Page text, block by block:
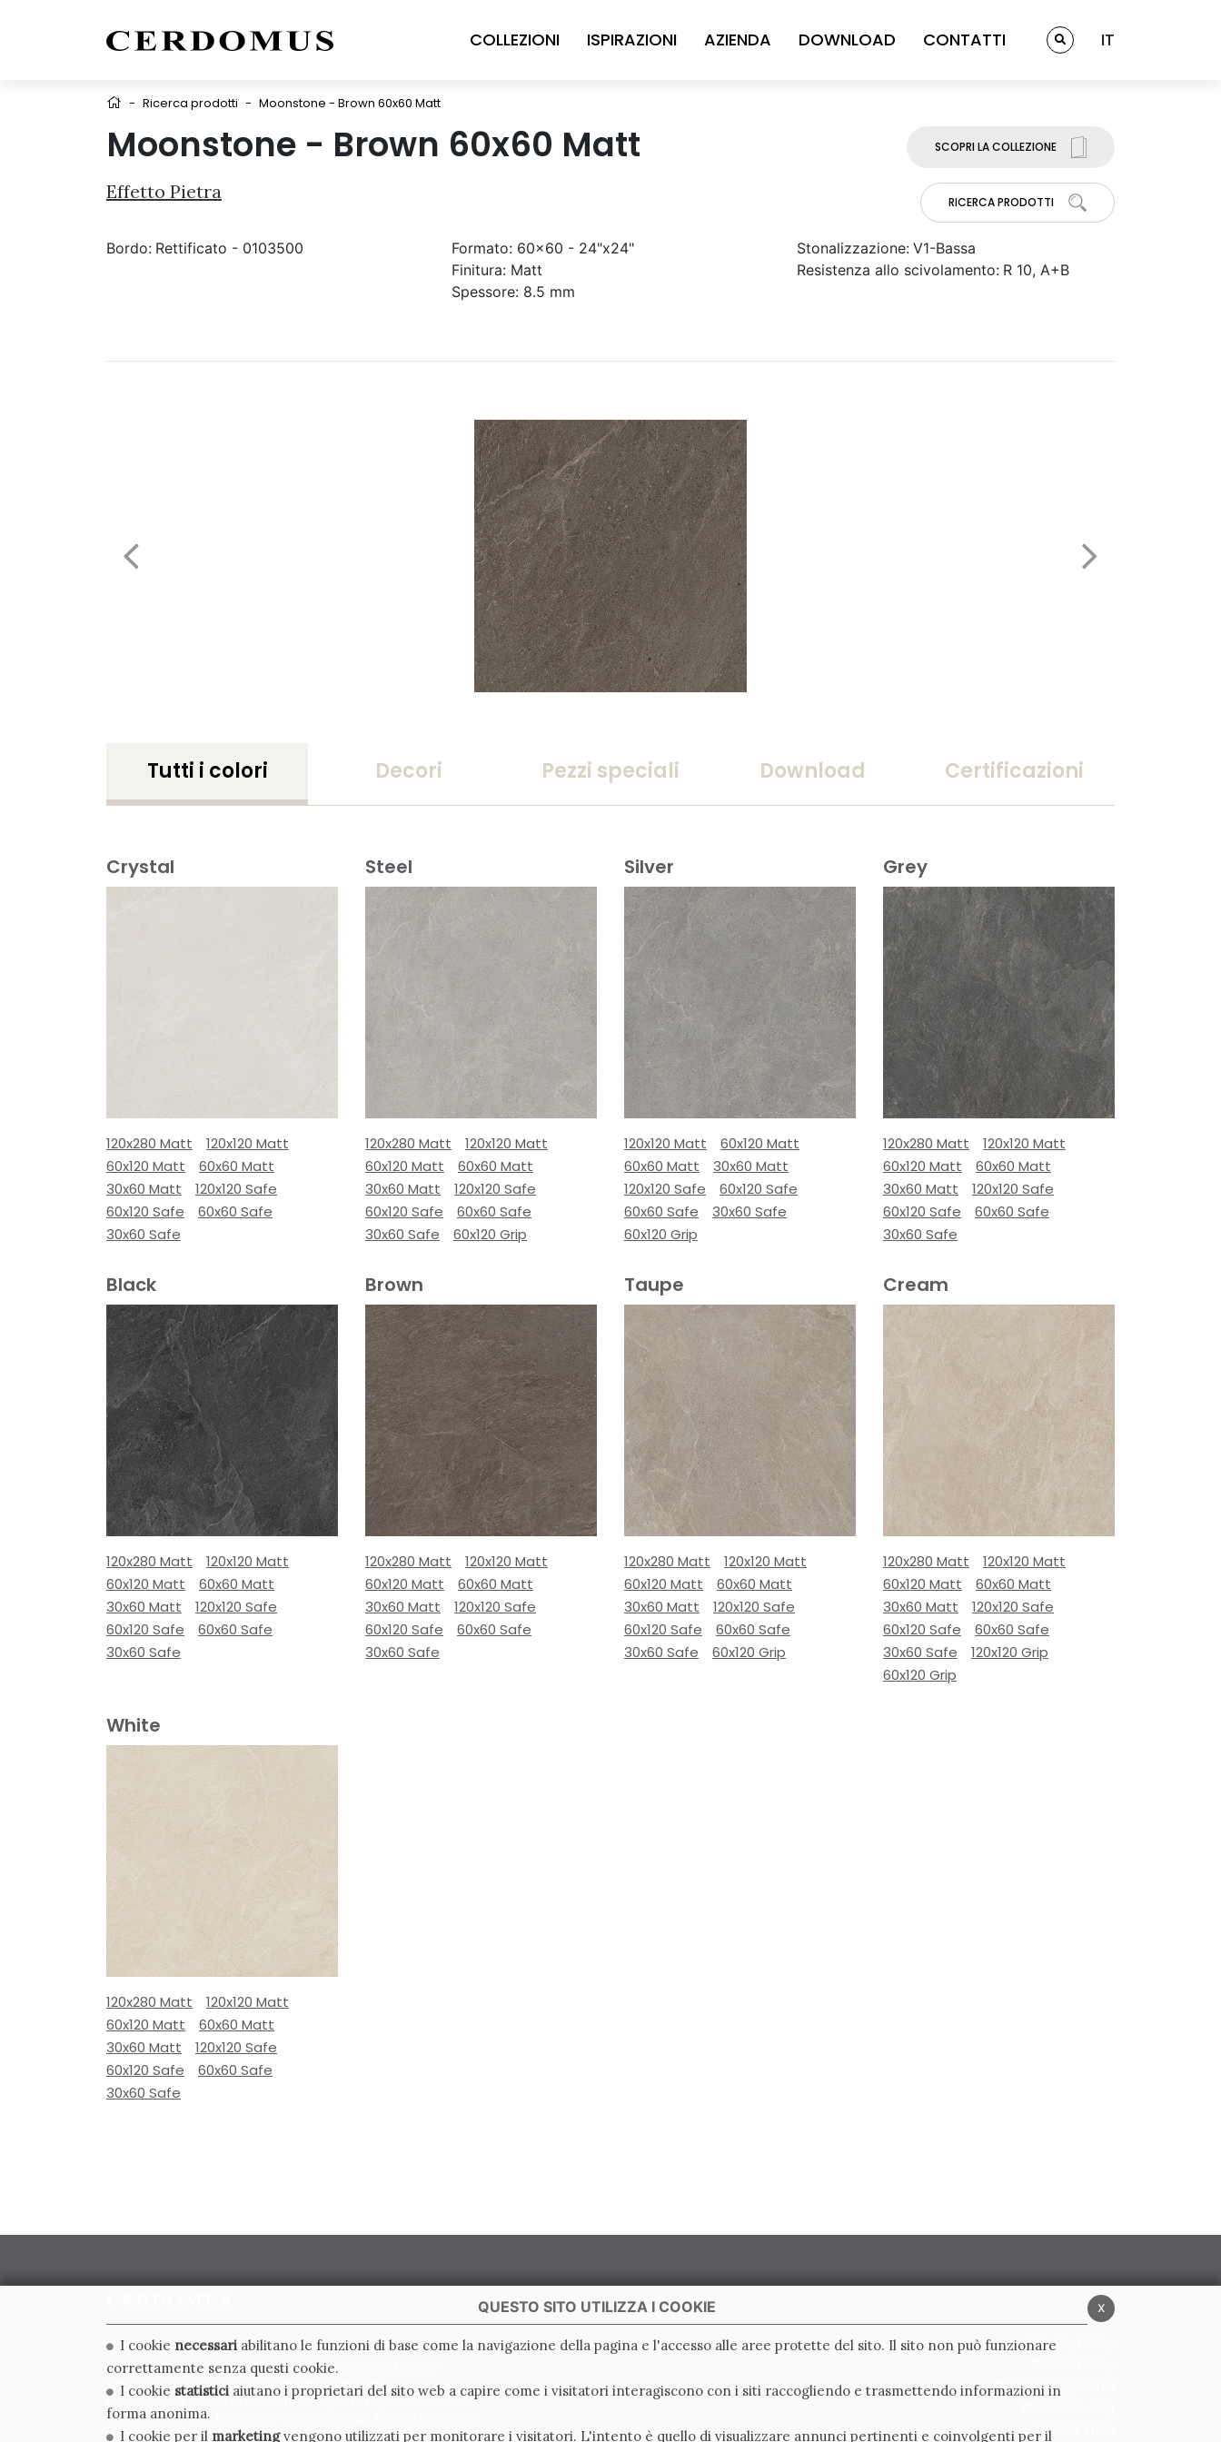
COLLEZIONI ISPIRAZIONI AZIENDA DOWNLOAD CONTATTI IT
- Ricerca prodotti - Moonstone - Brown 60x60 Matt
Moonstone - Brown 60x60 Matt
Effetto Pietra
SCOPRI LA COLLEZIONE
RICERCA PRODOTTI
Bordo: Rettificato - 0103500 Formato: 60x60 - 24"x24"
Finitura: Matt
Spessore: 8.5 mm
Stonalizzazione: V1-Bassa
Resistenza allo scivolamento: R 10, A+B
Tutti i colori Decori Pezzi speciali Download Certificazioni
Crystal
120x280 Matt
120x120 Matt
60x120 Matt
60x60 Matt
30x60 Matt
120x120 Safe
60x120 Safe
60x60 Safe
30x60 Safe
Steel
120x280 Matt
120x120 Matt
60x120 Matt
60x60 Matt
30x60 Matt
120x120 Safe
60x120 Safe
60x60 Safe
30x60 Safe
60x120 Grip
Silver
120x120 Matt
60x120 Matt
60x60 Matt
30x60 Matt
120x120 Safe
60x120 Safe
60x60 Safe
30x60 Safe
60x120 Grip
Grey
120x280 Matt
120x120 Matt
60x120 Matt
60x60 Matt
30x60 Matt
120x120 Safe
60x120 Safe
60x60 Safe
30x60 Safe
Black
120x280 Matt
120x120 Matt
60x120 Matt
60x60 Matt
30x60 Matt
120x120 Safe
60x120 Safe
60x60 Safe
30x60 Safe
Brown
120x280 Matt
120x120 Matt
60x120 Matt
60x60 Matt
30x60 Matt
120x120 Safe
60x120 Safe
60x60 Safe
30x60 Safe
Taupe
120x280 Matt
120x120 Matt
60x120 Matt
60x60 Matt
30x60 Matt
120x120 Safe
60x120 Safe
60x60 Safe
30x60 Safe
60x120 Grip
Cream
120x280 Matt
120x120 Matt
60x120 Matt
60x60 Matt
30x60 Matt
120x120 Safe
60x120 Safe
60x60 Safe
30x60 Safe
120x120 Grip
60x120 Grip
White
120x280 Matt
120x120 Matt
60x120 Matt
60x60 Matt
30x60 Matt
120x120 Safe
60x120 Safe
60x60 Safe
30x60 Safe
CERDOMUS S.R.L.
Via Emilia Ponente, 1000 - 48014 Castel Bolognese (RA) Italy
Tel. +39.0546.652111 - Email: info@cerdomus.com
Codice Fiscale e numero iscrizione al registro imprese di Ravenna
02620780391 - REA RA 217992 - Capitale Sociale Euro 20.000.000 i.v.
Privacy Policy
Condizioni generali
Codice Etico
x
QUESTO SITO UTILIZZA I COOKIE
I cookie necessari abilitano le funzioni di base come la navigazione della pagina e l'accesso alle aree protette del sito. Il sito non può funzionare
correttamente senza questi cookie.
I cookie statistici aiutano i proprietari del sito web a capire come i visitatori interagiscono con i siti raccogliendo e trasmettendo informazioni in
forma anonima.
I cookie per il marketingvengono utilizzati per monitorare i visitatori. L'intento è quello di visualizzare annunci pertinenti e coinvolgenti per il